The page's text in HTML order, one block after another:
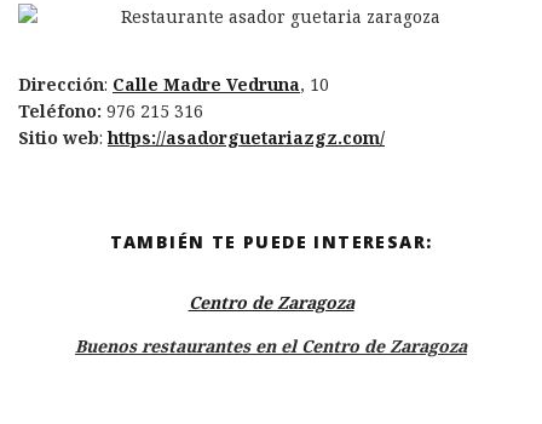
Dirección: Calle Madre Vedruna, 10
Teléfono: 976 215 316
Sitio web:https://asadorguetariazgz.com/
TAMBIÉN TE PUEDE INTERESAR:
Centro de Zaragoza
Buenos restaurantes en el Centro de Zaragoza